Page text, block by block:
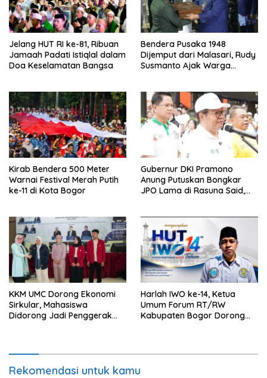
Jelang HUT RI ke-81, Ribuan
Jamaah Padati Istiqlal dalam
Doa Keselamatan Bangsa
Bendera Pusaka 1948
Dijemput dari Malasari, Rudy
Susmanto Ajak Warga
Kirab Bendera 500 Meter
Warnai Festival Merah Putih
ke-11 di Kota Bogor
Gubernur DKI Pramono
Anung Putuskan Bongkar
JPO Lama di Rasuna Said,
KKM UMC Dorong Ekonomi
Sirkular, Mahasiswa
Didorong Jadi Penggerak
Harlah IWO ke-14, Ketua
Umum Forum RT/RW
Kabupaten Bogor Dorong
Rekomendasi untuk kamu